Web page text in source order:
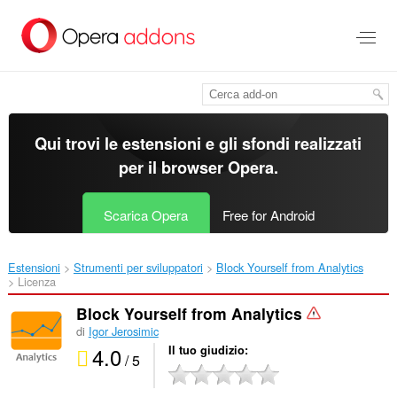
contenuto
Qui trovi le estensioni e gli sfondi realizzati
per il browser Opera.
Scarica Opera Free for Android
Estensioni Strumenti per sviluppatori
Block Yourself from Analytics‎
Licenza
Block Yourself from Analytics
di Igor Jerosimic
4.0/ 5 Il tuo giudizio